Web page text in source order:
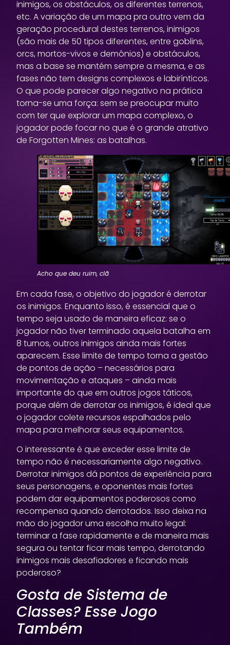
inimigos, os obstáculos, os diferentes terrenos,
etc. A variação de um mapa pra outro vem da
geração procedural destes terrenos, inimigos
(são mais de 50 tipos diferentes, entre goblins,
orcs, mortos-vivos e demônios) e obstáculos,
mas a base se mantém sempre a mesma, e as
fases não tem designs complexos e labirínticos.
O que pode parecer algo negativo na prática
torna-se uma força: sem se preocupar muito
com ter que explorar um mapa complexo, o
jogador pode focar no que é o grande atrativo
de Forgotten Mines: as batalhas.
Acho que deu ruim, clã
Em cada fase, o objetivo do jogador é derrotar
os inimigos. Enquanto isso, é essencial que o
tempo seja usado de maneira eficaz: se o
jogador não tiver terminado aquela batalha em
8 turnos, outros inimigos ainda mais fortes
aparecem. Esse limite de tempo torna a gestão
de pontos de ação – necessários para
movimentação e ataques – ainda mais
importante do que em outros jogos táticos,
porque além de derrotar os inimigos, é ideal que
o jogador colete recursos espalhados pelo
mapa para melhorar seus equipamentos.
O interessante é que exceder esse limite de
tempo não é necessariamente algo negativo.
Derrotar inimigos dá pontos de experiência para
seus personagens, e oponentes mais fortes
podem dar equipamentos poderosos como
recompensa quando derrotados. Isso deixa na
mão do jogador uma escolha muito legal:
terminar a fase rapidamente e de maneira mais
segura ou tentar ficar mais tempo, derrotando
inimigos mais desafiadores e ficando mais
poderoso?
Gosta de Sistema de
Classes? Esse Jogo
Também